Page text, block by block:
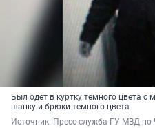
Был одет в куртку темного цвета
шапку и брюки темного цвета
Источник: Пресс-служба ГУ МВД по